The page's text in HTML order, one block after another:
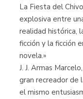
La Fiesta del
explosiva entre
realidad histórica,
ficción y la ficción
novela.»
J. J. Armas
gran recreador de
el mismo